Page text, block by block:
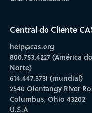
Central do Cliente
help@cas.org
800.753.4227 (América do
Norte)
614.447.3731 (mundial)
2540 Olentangy River
Columbus, Ohio 43202
U.S.A